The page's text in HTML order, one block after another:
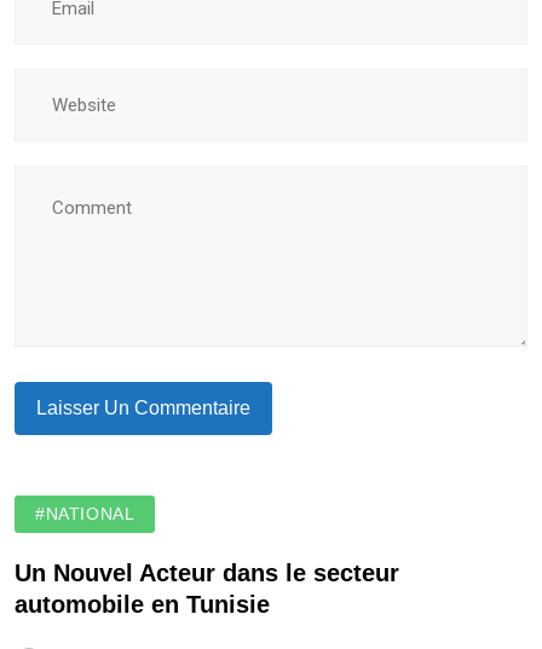
#NATIONAL
Un Nouvel Acteur dans le secteur
automobile en Tunisie